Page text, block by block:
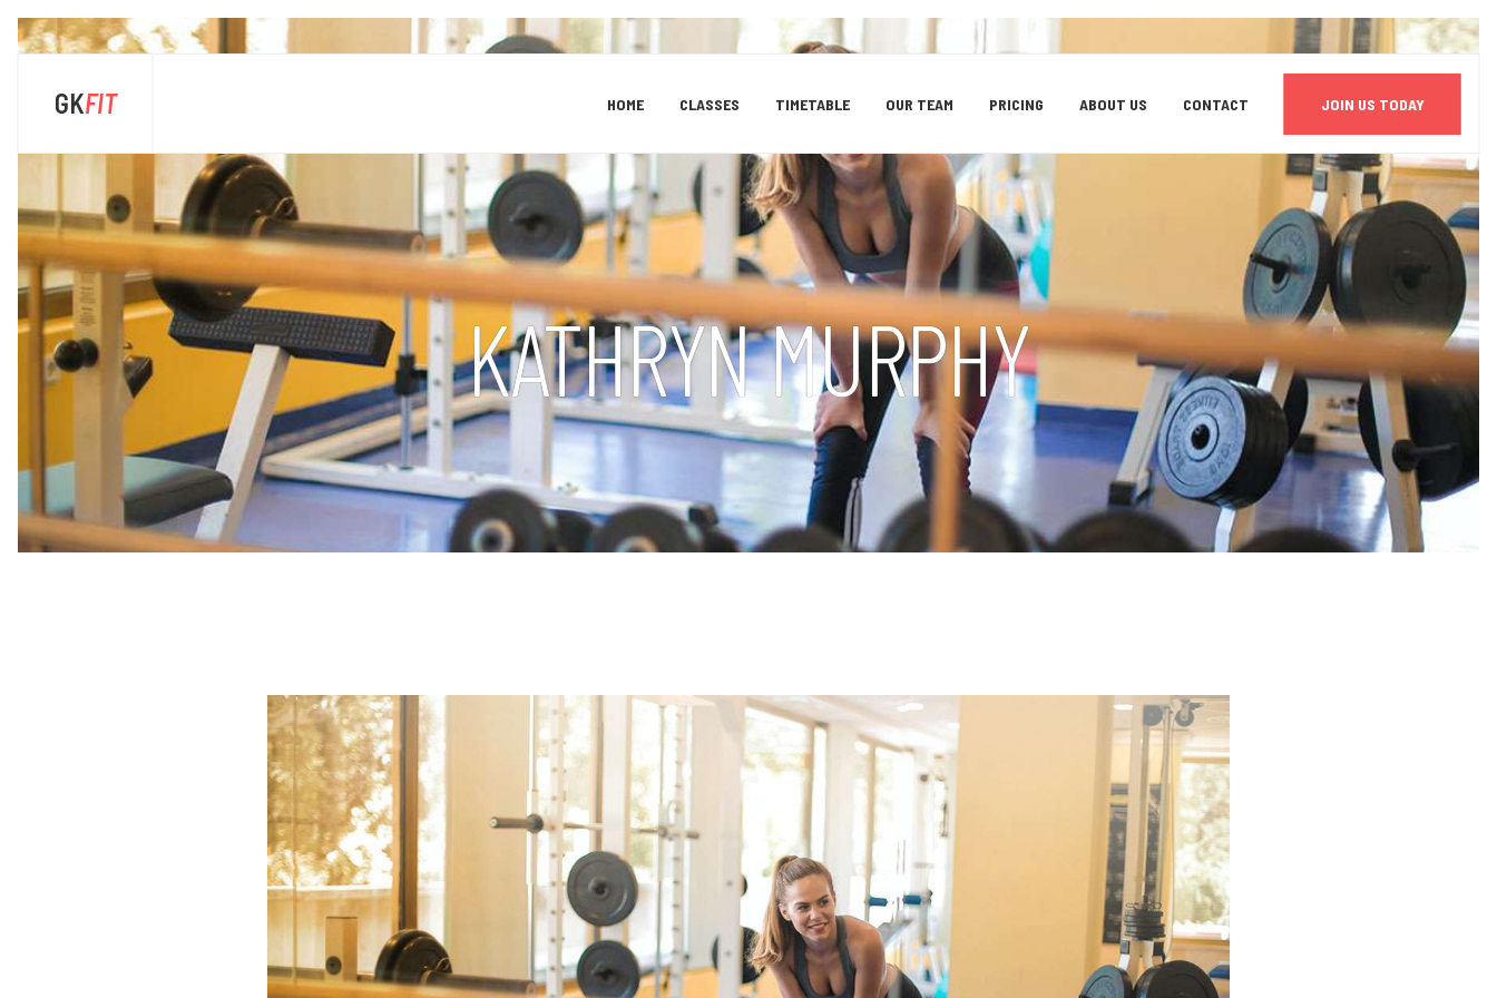
GKFIT HOME CLASSES TIMETABLE OUR TEAM PRICING ABOUT US CONTACT JOIN US TODAY
KATHRYN MURPHY